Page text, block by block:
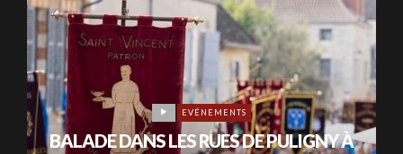
EVÉNEMENTS
BALADE DANS LES RUES DE PULIGNY À